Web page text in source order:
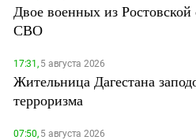
Двое военных из
СВО
17:31,5 августа 2026
Жительница Дагестана
терроризма
07:50,5 августа 2026